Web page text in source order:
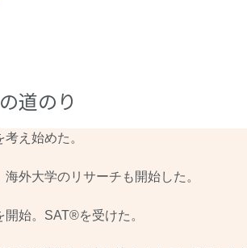
道のり
え始めた。
外大学のリサーチも開始した。
始。SAT®を受けた。